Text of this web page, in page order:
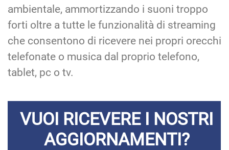
ambientale, ammortizzando i suoni troppo
forti oltre a tutte le funzionalità di streaming
che consentono di ricevere nei propri orecchi
telefonate o musica dal proprio telefono,
tablet, pc o tv.
VUOI RICEVERE I NOSTRI
AGGIORNAMENTI?